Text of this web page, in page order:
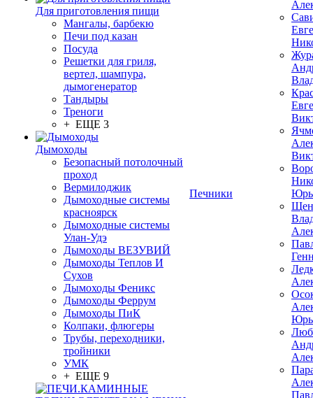
Для приготовления пищи
Мангалы, барбекю
Печи под казан
Посуда
Решетки для гриля,
вертел, шампура,
дымогенератор
Тандыры
Треноги
+ ЕЩЕ 3
Дымоходы
Безопасный потолочный
проход
Вермилоджик
Дымоходные системы
красноярск
Дымоходные системы
Улан-Удэ
Дымоходы ВЕЗУВИЙ
Дымоходы Теплов И
Сухов
Дымоходы Феникс
Дымоходы Феррум
Дымоходы ПиК
Колпаки, флюгеры
Трубы, переходники,
тройники
УМК
+ ЕЩЕ 9
Печники